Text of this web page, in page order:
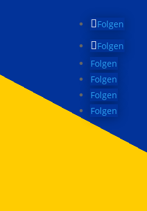
Folgen
Folgen
Folgen
Folgen
Folgen
Folgen